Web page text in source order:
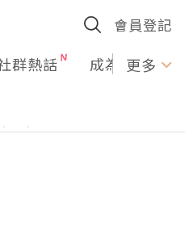
會員登記
群熱話 成為U更多